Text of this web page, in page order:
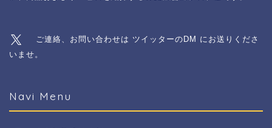
ご連絡、お問い合わせは ツイッターのDM にお送りくださ
いませ。
Navi Menu